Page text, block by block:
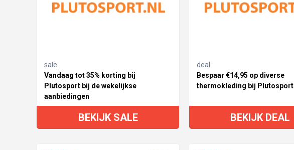
sale
Vandaag tot 35% korting bij
Plutosport bij de wekelijkse
aanbiedingen
BEKIJK SALE
deal
Bespaar €14,95 op diverse
thermokleding bij Plutosport
BEKIJK DEAL